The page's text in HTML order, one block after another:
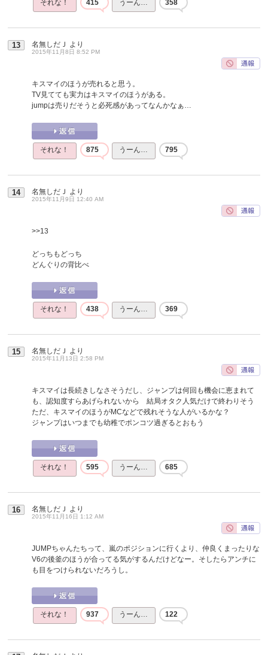
それな！ 415 うーん… 358
13 名無しだＪ より
2015年11月8日 8:52 PM
キスマイのほうが売れると思う。
TV見てても実力はキスマイのほうがある。
jumpは売りだそうと必死感があってなんかなぁ…
それな！ 875 うーん… 795
14 名無しだＪ より
2015年11月9日 12:40 AM
>>13
どっちもどっち
どんぐりの背比べ
それな！ 438 うーん… 369
15 名無しだＪ より
2015年11月13日 2:58 PM
キスマイは長続きしなさそうだし、ジャンプは何回も機会に恵まれて
も、認知度すらあげられないから 結局オタク人気だけで終わりそう
ただ、キスマイのほうがMCなどで残れそうな人がいるかな？
ジャンプはいつまでも幼稚でポンコツ過ぎるとおもう
それな！ 595 うーん… 685
16 名無しだＪ より
2015年11月16日 1:12 AM
JUMPちゃんたちって、嵐のポジションに行くより、仲良くまったりな
V6の後釜のほうが合ってる気がするんだけどなー。そしたらアンチに
も目をつけられないだろうし。
それな！ 937 うーん… 122